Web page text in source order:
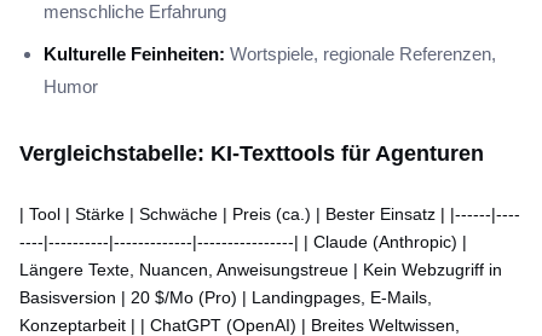
menschliche Erfahrung
Kulturelle Feinheiten: Wortspiele, regionale Referenzen,
Humor
Vergleichstabelle: KI-Texttools für Agenturen
| Tool | Stärke | Schwäche | Preis (ca.) | Bester Einsatz | |------|----
----|----------|-------------|----------------| | Claude (Anthropic) |
Längere Texte, Nuancen, Anweisungstreue | Kein Webzugriff in
Basisversion | 20 $/Mo (Pro) | Landingpages, E-Mails,
Konzeptarbeit | | ChatGPT (OpenAI) | Breites Weltwissen,